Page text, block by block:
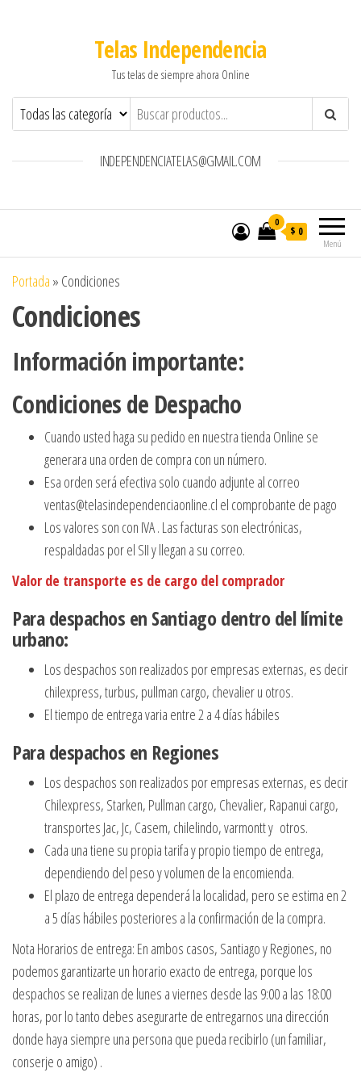
Telas Independencia
Tus telas de siempre ahora Online
INDEPENDENCIATELAS@GMAIL.COM
Menú
0
$ 0
Portada » Condiciones
Condiciones
Información importante:
Condiciones de Despacho
Cuando usted haga su pedido en nuestra tienda Online se
generara una orden de compra con un número.
Esa orden será efectiva solo cuando adjunte al correo
ventas@telasindependenciaonline.cl el comprobante de pago
Los valores son con IVA . Las facturas son electrónicas,
respaldadas por el SII y llegan a su correo.
Valor de transporte es de cargo del comprador
Para despachos en Santiago dentro del límite
urbano:
Los despachos son realizados por empresas externas, es decir
chilexpress, turbus, pullman cargo, chevalier u otros.
El tiempo de entrega varia entre 2 a 4 días hábiles
Para despachos en Regiones
Los despachos son realizados por empresas externas, es decir
Chilexpress, Starken, Pullman cargo, Chevalier, Rapanui cargo,
transportes Jac, Jc, Casem, chilelindo, varmontt y otros.
Cada una tiene su propia tarifa y propio tiempo de entrega,
dependiendo del peso y volumen de la encomienda.
El plazo de entrega dependerá la localidad, pero se estima en 2
a 5 días hábiles posteriores a la confirmación de la compra.
Nota Horarios de entrega: En ambos casos, Santiago y Regiones, no
podemos garantizarte un horario exacto de entrega, porque los
despachos se realizan de lunes a viernes desde las 9:00 a las 18:00
horas, por lo tanto debes asegurarte de entregarnos una dirección
donde haya siempre una persona que pueda recibirlo (un familiar,
conserje o amigo) .